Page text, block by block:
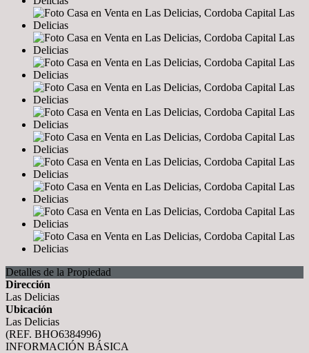
Detalles de la Propiedad
Dirección
Las Delicias
Ubicación
Las Delicias
(REF. BHO6384996)
INFORMACIÓN BÁSICA